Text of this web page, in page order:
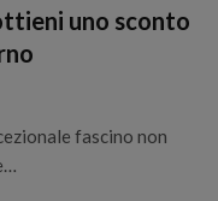
uno sconto
fascino non